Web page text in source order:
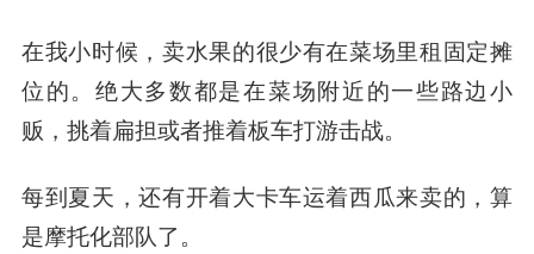
在我小时候，卖水果的很少有在菜场里租固定摊
位的。绝大多数都是在菜场附近的一些路边小
贩，挑着扁担或者推着板车打游击战。
每到夏天，还有开着大卡车运着西瓜来卖的，算
是摩托化部队了。